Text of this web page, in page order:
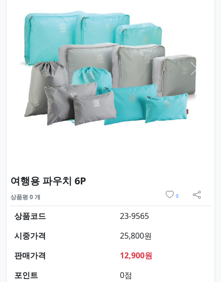
Previous Next
여행용 파우치 6P
상품평 0 개 0
sns 공
상품코드
23-9565
시중가격
25,800원
판매가격
12,900원
포인트
0점